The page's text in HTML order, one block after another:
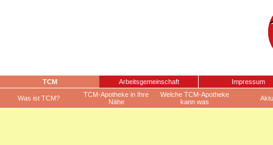
TCM Arbeitsgemeinschaft Impressum
Was ist TCM?
TCM-Apotheke in Ihre
Nähe
Welche TCM-Apotheke
kann was